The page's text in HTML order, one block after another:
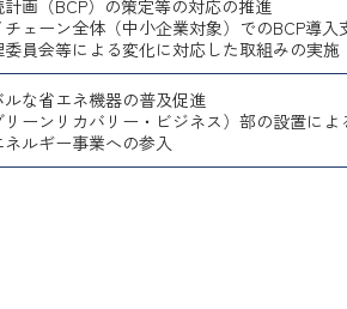
画（BCP）の策定等の対応の推進
ェーン全体（中小企業対象）でのBCP導入
委員会等による変化に対応した取組みの実施
ルな省エネ機器の普及促進
リーンリカバリー・ビジネス）部の設置によ
ネルギー事業への参入